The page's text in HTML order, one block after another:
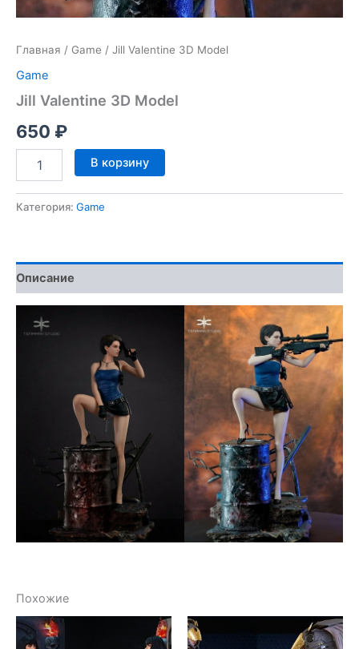
Главная / Game / Jill Valentine 3D Model
Game
Jill Valentine 3D Model
650 ₽
Количество
товара
Valentine
В корзину
Категория: Game
Описание
Похожие